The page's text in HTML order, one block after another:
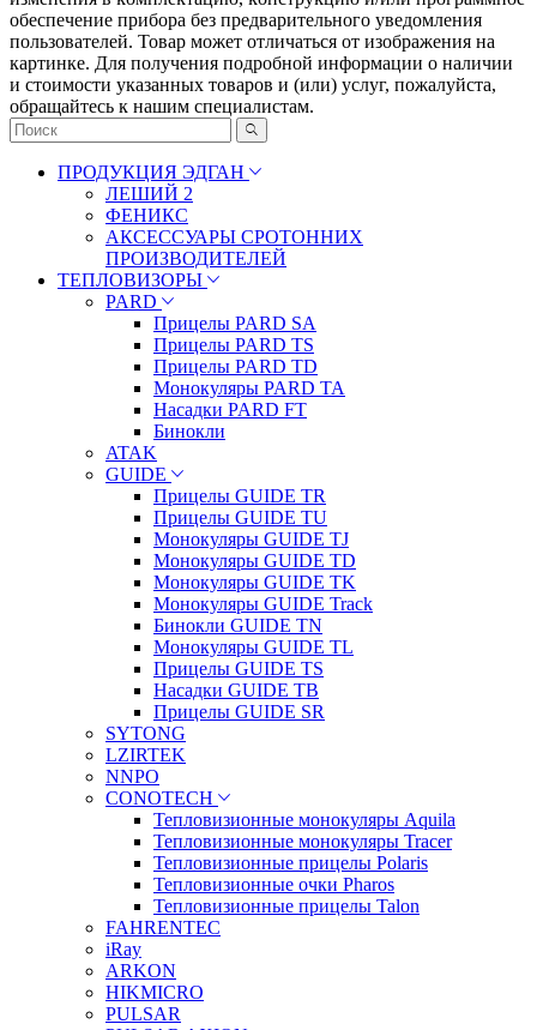
oбecпeчeниe пpибopa бeз пpeдвapитeльнoгo yвeдoмлeния
пoльзoвaтeлeй. Товар может отличаться от изображения на
картинке. Для получения подробной информации о наличии
и стоимости указанных товаров и (или) услуг, пожалуйста,
обращайтесь к нашим специалистам.
ПРОДУКЦИЯ ЭДГАН
ЛЕШИЙ 2
ФЕНИКС
АКСЕССУАРЫ СРОТОННИХ
ПРОИЗВОДИТЕЛЕЙ
ТЕПЛОВИЗОРЫ
PARD
Прицелы PARD SA
Прицелы PARD TS
Прицелы PARD TD
Монокуляры PARD TA
Насадки PARD FT
Бинокли
ATAK
GUIDE
Прицелы GUIDE TR
Прицелы GUIDE TU
Монокуляры GUIDE TJ
Монокуляры GUIDE TD
Монокуляры GUIDE TK
Монокуляры GUIDE Track
Бинокли GUIDE TN
Монокуляры GUIDE TL
Прицелы GUIDE TS
Насадки GUIDE TB
Прицелы GUIDE SR
SYTONG
LZIRTEK
NNPO
CONOTECH
Тепловизионные монокуляры Aquila
Тепловизионные монокуляры Tracer
Тепловизионные прицелы Polaris
Тепловизионные очки Pharos
Тепловизионные прицелы Talon
FAHRENTEC
iRay
ARKON
HIKMICRO
PULSAR